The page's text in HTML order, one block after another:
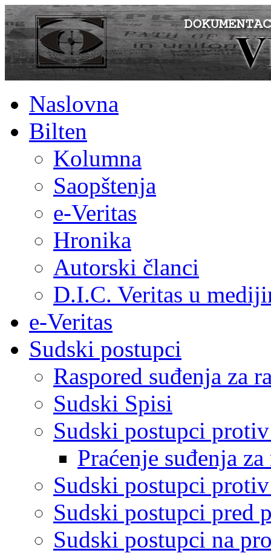
Naslovna
Bilten
Kolumna
Saopštenja
e-Veritas
Hronika
Autorski članci
D.I.C. Veritas u
e-Veritas
Sudski postupci
Raspored suđenja za
Sudski Spisi
Sudski postupci
Praćenje suđenja
Sudski postupci
Sudski postupci pred
Sudski postupci na